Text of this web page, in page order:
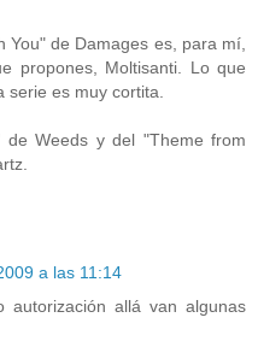
You" de Damages es, para mí,
propones, Moltisanti. Lo que
serie es muy cortita.
de Weeds y del "Theme from
a las 11:14
autorización allá van algunas